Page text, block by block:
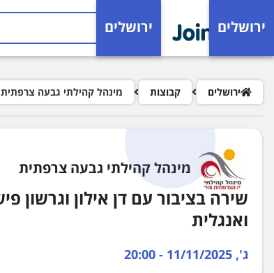
ירושלים ירושלים
פרורי לחם
ירושלים קבוצות מינהל קהילתי גבעה צרפתית
מינהל קהילתי גבעה צרפתית
ואנגלית
ג', 11/11/2025 - 20:00